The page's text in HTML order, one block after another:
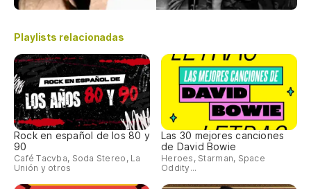
Playlists relacionadas
Rock en español de los 80 y
90
Café Tacvba, Soda Stereo, La
Unión y otros
Las 30 mejores canciones
de David Bowie
Heroes, Starman, Space
Oddity...